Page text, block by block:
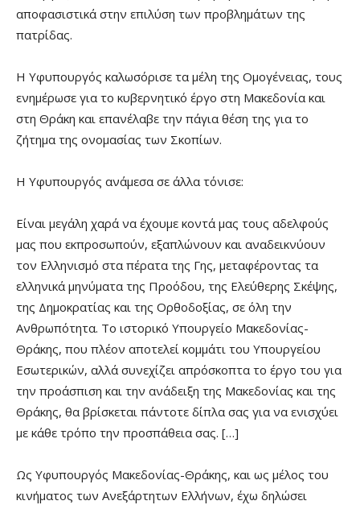
αποφασιστικά στην επιλύση των προβλημάτων της
πατρίδας.
Η Υφυπουργός καλωσόρισε τα μέλη της Ομογένειας, τους
ενημέρωσε για το κυβερνητικό έργο στη Μακεδονία και
στη Θράκη και επανέλαβε την πάγια θέση της για το
ζήτημα της ονομασίας των Σκοπίων.
Η Υφυπουργός ανάμεσα σε άλλα τόνισε:
Είναι μεγάλη χαρά να έχουμε κοντά μας τους αδελφούς
μας που εκπροσωπούν, εξαπλώνουν και αναδεικνύουν
τον Ελληνισμό στα πέρατα της Γης, μεταφέροντας τα
ελληνικά μηνύματα της Προόδου, της Ελεύθερης Σκέψης,
της Δημοκρατίας και της Ορθοδοξίας, σε όλη την
Ανθρωπότητα. Το ιστορικό Υπουργείο Μακεδονίας-
Θράκης, που πλέον αποτελεί κομμάτι του Υπουργείου
Εσωτερικών, αλλά συνεχίζει απρόσκοπτα το έργο του για
την προάσπιση και την ανάδειξη της Μακεδονίας και της
Θράκης, θα βρίσκεται πάντοτε δίπλα σας για να ενισχύει
με κάθε τρόπο την προσπάθεια σας. […]
Ως Υφυπουργός Μακεδονίας-Θράκης, και ως μέλος του
κινήματος των Ανεξάρτητων Ελλήνων, έχω δηλώσει